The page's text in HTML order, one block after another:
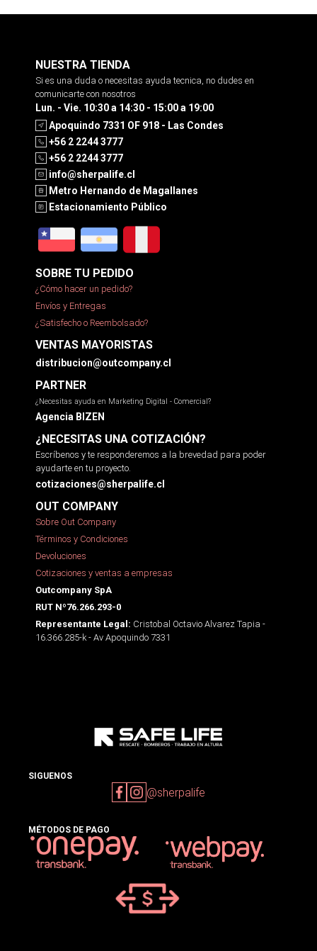
NUESTRA TIENDA
Si es una duda o necesitas ayuda tecnica, no dudes en
comunicarte con nosotros
Lun. - Vie. 10:30 a 14:30 - 15:00 a 19:00
Apoquindo 7331 OF 918 - Las Condes
+56 2 2244 3777
+56 2 2244 3777
info@sherpalife.cl
Metro Hernando de Magallanes
Estacionamiento Público
SOBRE TU PEDIDO
¿Cómo hacer un pedido?
Envíos y Entregas
¿Satisfecho o Reembolsado?
VENTAS MAYORISTAS
distribucion@outcompany.cl
PARTNER
¿Necesitas ayuda en Marketing Digital - Comercial?
Agencia BIZEN
¿NECESITAS UNA COTIZACIÓN?
Escríbenos y te responderemos a la brevedad para poder
ayudarte en tu proyecto.
cotizaciones@sherpalife.cl
OUT COMPANY
Sobre Out Company
Términos y Condiciones
Devoluciones
Cotizaciones y ventas a empresas
Outcompany SpA
RUT Nº76.266.293-0
Representante Legal: Cristobal Octavio Alvarez Tapia -
16.366.285-k - Av Apoquindo 7331
SIGUENOS
@sherpalife
MÉTODOS DE PAGO